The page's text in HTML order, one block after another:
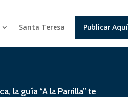
Santa Teresa Publicar Aquí
la guía “A la Parrilla” te